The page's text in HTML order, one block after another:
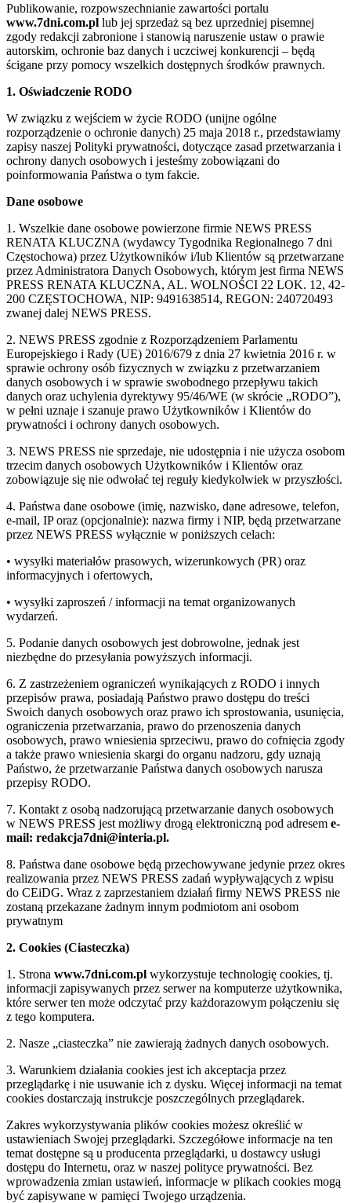
Publikowanie, rozpowszechnianie zawartości portalu
www.7dni.com.pl lub jej sprzedaż są bez uprzedniej pisemnej
zgody redakcji zabronione i stanowią naruszenie ustaw o prawie
autorskim, ochronie baz danych i uczciwej konkurencji – będą
ścigane przy pomocy wszelkich dostępnych środków prawnych.
1. Oświadczenie RODO
W związku z wejściem w życie RODO (unijne ogólne
rozporządzenie o ochronie danych) 25 maja 2018 r., przedstawiamy
zapisy naszej Polityki prywatności, dotyczące zasad przetwarzania i
ochrony danych osobowych i jesteśmy zobowiązani do
poinformowania Państwa o tym fakcie.
Dane osobowe
1. Wszelkie dane osobowe powierzone firmie NEWS PRESS
RENATA KLUCZNA (wydawcy Tygodnika Regionalnego 7 dni
Częstochowa) przez Użytkowników i/lub Klientów są przetwarzane
przez Administratora Danych Osobowych, którym jest firma NEWS
PRESS RENATA KLUCZNA, AL. WOLNOŚCI 22 LOK. 12, 42-
200 CZĘSTOCHOWA, NIP: 9491638514, REGON: 240720493
zwanej dalej NEWS PRESS.
2. NEWS PRESS zgodnie z Rozporządzeniem Parlamentu
Europejskiego i Rady (UE) 2016/679 z dnia 27 kwietnia 2016 r. w
sprawie ochrony osób fizycznych w związku z przetwarzaniem
danych osobowych i w sprawie swobodnego przepływu takich
danych oraz uchylenia dyrektywy 95/46/WE (w skrócie „RODO”),
w pełni uznaje i szanuje prawo Użytkowników i Klientów do
prywatności i ochrony danych osobowych.
3. NEWS PRESS nie sprzedaje, nie udostępnia i nie użycza osobom
trzecim danych osobowych Użytkowników i Klientów oraz
zobowiązuje się nie odwołać tej reguły kiedykolwiek w przyszłości.
4. Państwa dane osobowe (imię, nazwisko, dane adresowe, telefon,
e-mail, IP oraz (opcjonalnie): nazwa firmy i NIP, będą przetwarzane
przez NEWS PRESS wyłącznie w poniższych celach:
• wysyłki materiałów prasowych, wizerunkowych (PR) oraz
informacyjnych i ofertowych,
• wysyłki zaproszeń / informacji na temat organizowanych
wydarzeń.
5. Podanie danych osobowych jest dobrowolne, jednak jest
niezbędne do przesyłania powyższych informacji.
6. Z zastrzeżeniem ograniczeń wynikających z RODO i innych
przepisów prawa, posiadają Państwo prawo dostępu do treści
Swoich danych osobowych oraz prawo ich sprostowania, usunięcia,
ograniczenia przetwarzania, prawo do przenoszenia danych
osobowych, prawo wniesienia sprzeciwu, prawo do cofnięcia zgody
a także prawo wniesienia skargi do organu nadzoru, gdy uznają
Państwo, że przetwarzanie Państwa danych osobowych narusza
przepisy RODO.
7. Kontakt z osobą nadzorującą przetwarzanie danych osobowych
w NEWS PRESS jest możliwy drogą elektroniczną pod adresem e-
mail: redakcja7dni@interia.pl.
8. Państwa dane osobowe będą przechowywane jedynie przez okres
realizowania przez NEWS PRESS zadań wypływających z wpisu
do CEiDG. Wraz z zaprzestaniem działań firmy NEWS PRESS nie
zostaną przekazane żadnym innym podmiotom ani osobom
prywatnym
2. Cookies (Ciasteczka)
1. Strona www.7dni.com.pl wykorzystuje technologię cookies, tj.
informacji zapisywanych przez serwer na komputerze użytkownika,
które serwer ten może odczytać przy każdorazowym połączeniu się
z tego komputera.
2. Nasze „ciasteczka” nie zawierają żadnych danych osobowych.
3. Warunkiem działania cookies jest ich akceptacja przez
przeglądarkę i nie usuwanie ich z dysku. Więcej informacji na temat
cookies dostarczają instrukcje poszczególnych przeglądarek.
Zakres wykorzystywania plików cookies możesz określić w
ustawieniach Swojej przeglądarki. Szczegółowe informacje na ten
temat dostępne są u producenta przeglądarki, u dostawcy usługi
dostępu do Internetu, oraz w naszej polityce prywatności. Bez
wprowadzenia zmian ustawień, informacje w plikach cookies mogą
być zapisywane w pamięci Twojego urządzenia.